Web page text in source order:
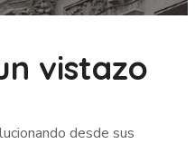
vistazo
desde sus